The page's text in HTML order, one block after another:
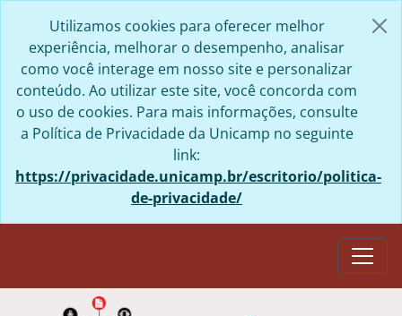
Utilizamos cookies para oferecer melhor
experiência, melhorar o desempenho, analisar
como você interage em nosso site e personalizar
conteúdo. Ao utilizar este site, você concorda com
o uso de cookies. Para mais informações, consulte
a Política de Privacidade da Unicamp no seguinte
link:
https://privacidade.unicamp.br/escritorio/politica-
de-privacidade/